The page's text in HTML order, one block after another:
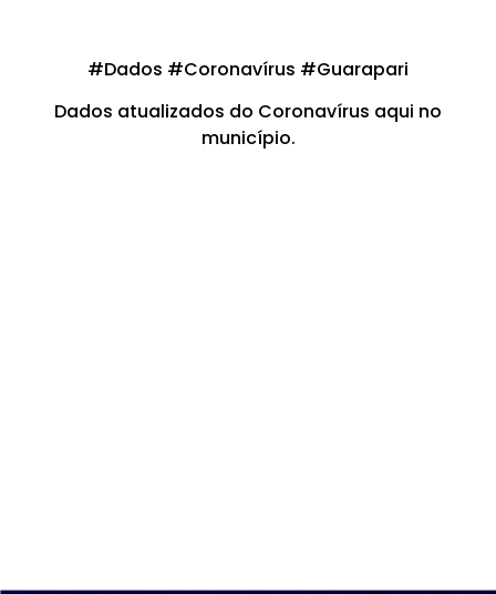
#Dados #Coronavírus #Guarapari
Dados atualizados do Coronavírus aqui no
município.